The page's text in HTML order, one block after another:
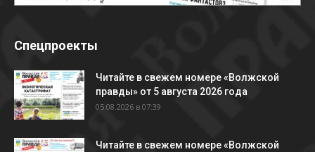
Спецпроекты
Читайте в свежем номере «Волжской
правды» от 5 августа 2026 года
05.08.2026 в 07:39
Читайте в свежем номере «Волжской